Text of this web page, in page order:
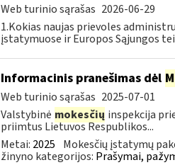
Web turinio sąrašas 2026-06-29
1.Kokias naujas prievoles
įstatymuose ir Europos Sąjungos
Informacinis pranešimas dėl
Web turinio sąrašas 2025-07-01
Valstybinė mokesčių inspekcija
priimtus Lietuvos Respublikos...
Metai: 2025 Mokesčių įstatymų
žinyno kategorijos: Prašymai,